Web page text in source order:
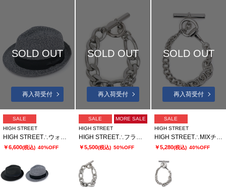
SOLD OUT
再入荷受付
SALE
HIGH STREET
HIGH STREET∴ウォッシャブルブレード 中折れハット
￥6,600(税込) 40%OFF
SOLD OUT
再入荷受付
SALE
MORE SALE
HIGH STREET
HIGH STREET∴フラットリンクチェーンブレスレット
￥5,500(税込) 50%OFF
SOLD OUT
再入荷受付
SALE
HIGH STREET
HIGH STREET∴MIXチェーンブレスレット
￥5,280(税込) 40%OFF